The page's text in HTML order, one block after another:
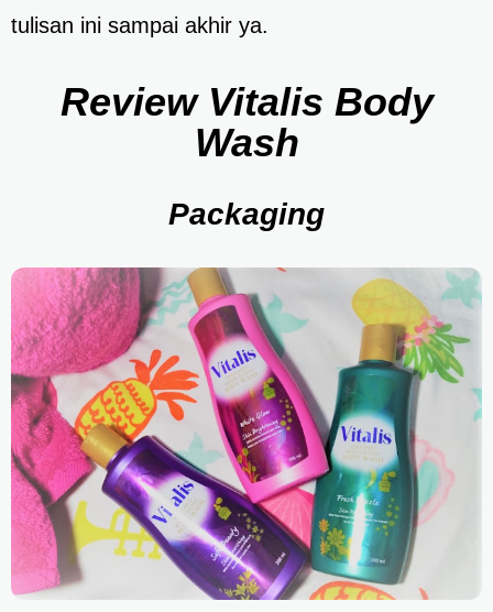
tulisan ini sampai akhir ya.
Review Vitalis Body
Wash
Packaging